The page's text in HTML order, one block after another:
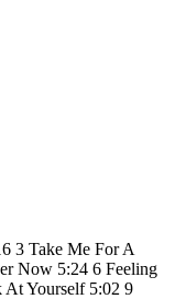
3 Take Me For A
Now 5:24 6 Feeling
At Yourself 5:02 9